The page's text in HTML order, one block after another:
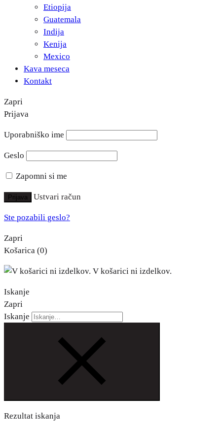
Etiopija
Guatemala
Indija
Kenija
Mexico
Kava meseca
Kontakt
Zapri
Prijava
Uporabniško ime
Geslo
Zapomni si me
Prijava Ustvari račun
Ste pozabili geslo?
Zapri
Košarica (0)
V košarici ni izdelkov.
Iskanje
Zapri
Iskanje
Rezultat iskanja